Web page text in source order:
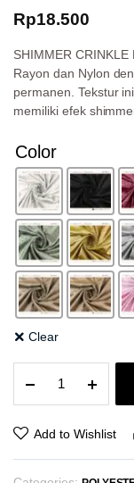
Rp18.500
SHIMMER
Rayon dan Nylon
permanen. Tekstur
memiliki efek
Color
Clear
CRINKLE
PLATINUM
RAYON
BAHAN
Add to Wishlist